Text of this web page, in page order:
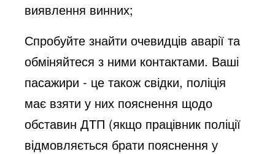
виявлення винних;
Спробуйте знайти очевидців аварії та
обміняйтеся з ними контактами. Ваші
пасажири - це також свідки, поліція
має взяти у них пояснення щодо
обставин ДТП (якщо працівник поліції
відмовляється брати пояснення у